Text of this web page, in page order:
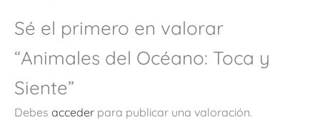
Sé el primero en valorar
“Animales del Océano: Toca y
Siente”
Debes acceder para publicar una valoración.